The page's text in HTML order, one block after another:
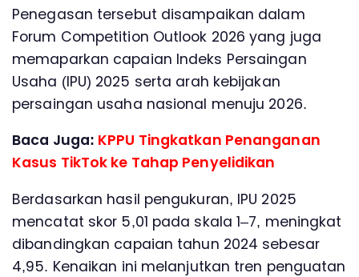
Penegasan tersebut disampaikan dalam
Forum Competition Outlook 2026 yang juga
memaparkan capaian Indeks Persaingan
Usaha (IPU) 2025 serta arah kebijakan
persaingan usaha nasional menuju 2026.
Baca Juga: KPPU Tingkatkan Penanganan
Kasus TikTok ke Tahap Penyelidikan
Berdasarkan hasil pengukuran, IPU 2025
mencatat skor 5,01 pada skala 1–7, meningkat
dibandingkan capaian tahun 2024 sebesar
4,95. Kenaikan ini melanjutkan tren penguatan